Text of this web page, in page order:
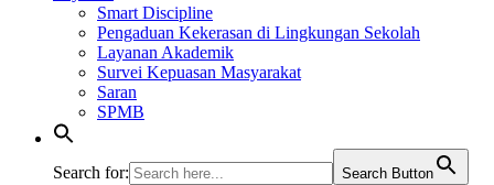
Smart Discipline
Pengaduan Kekerasan di Lingkungan Sekolah
Layanan Akademik
Survei Kepuasan Masyarakat
Saran
SPMB
Search for: Search Button